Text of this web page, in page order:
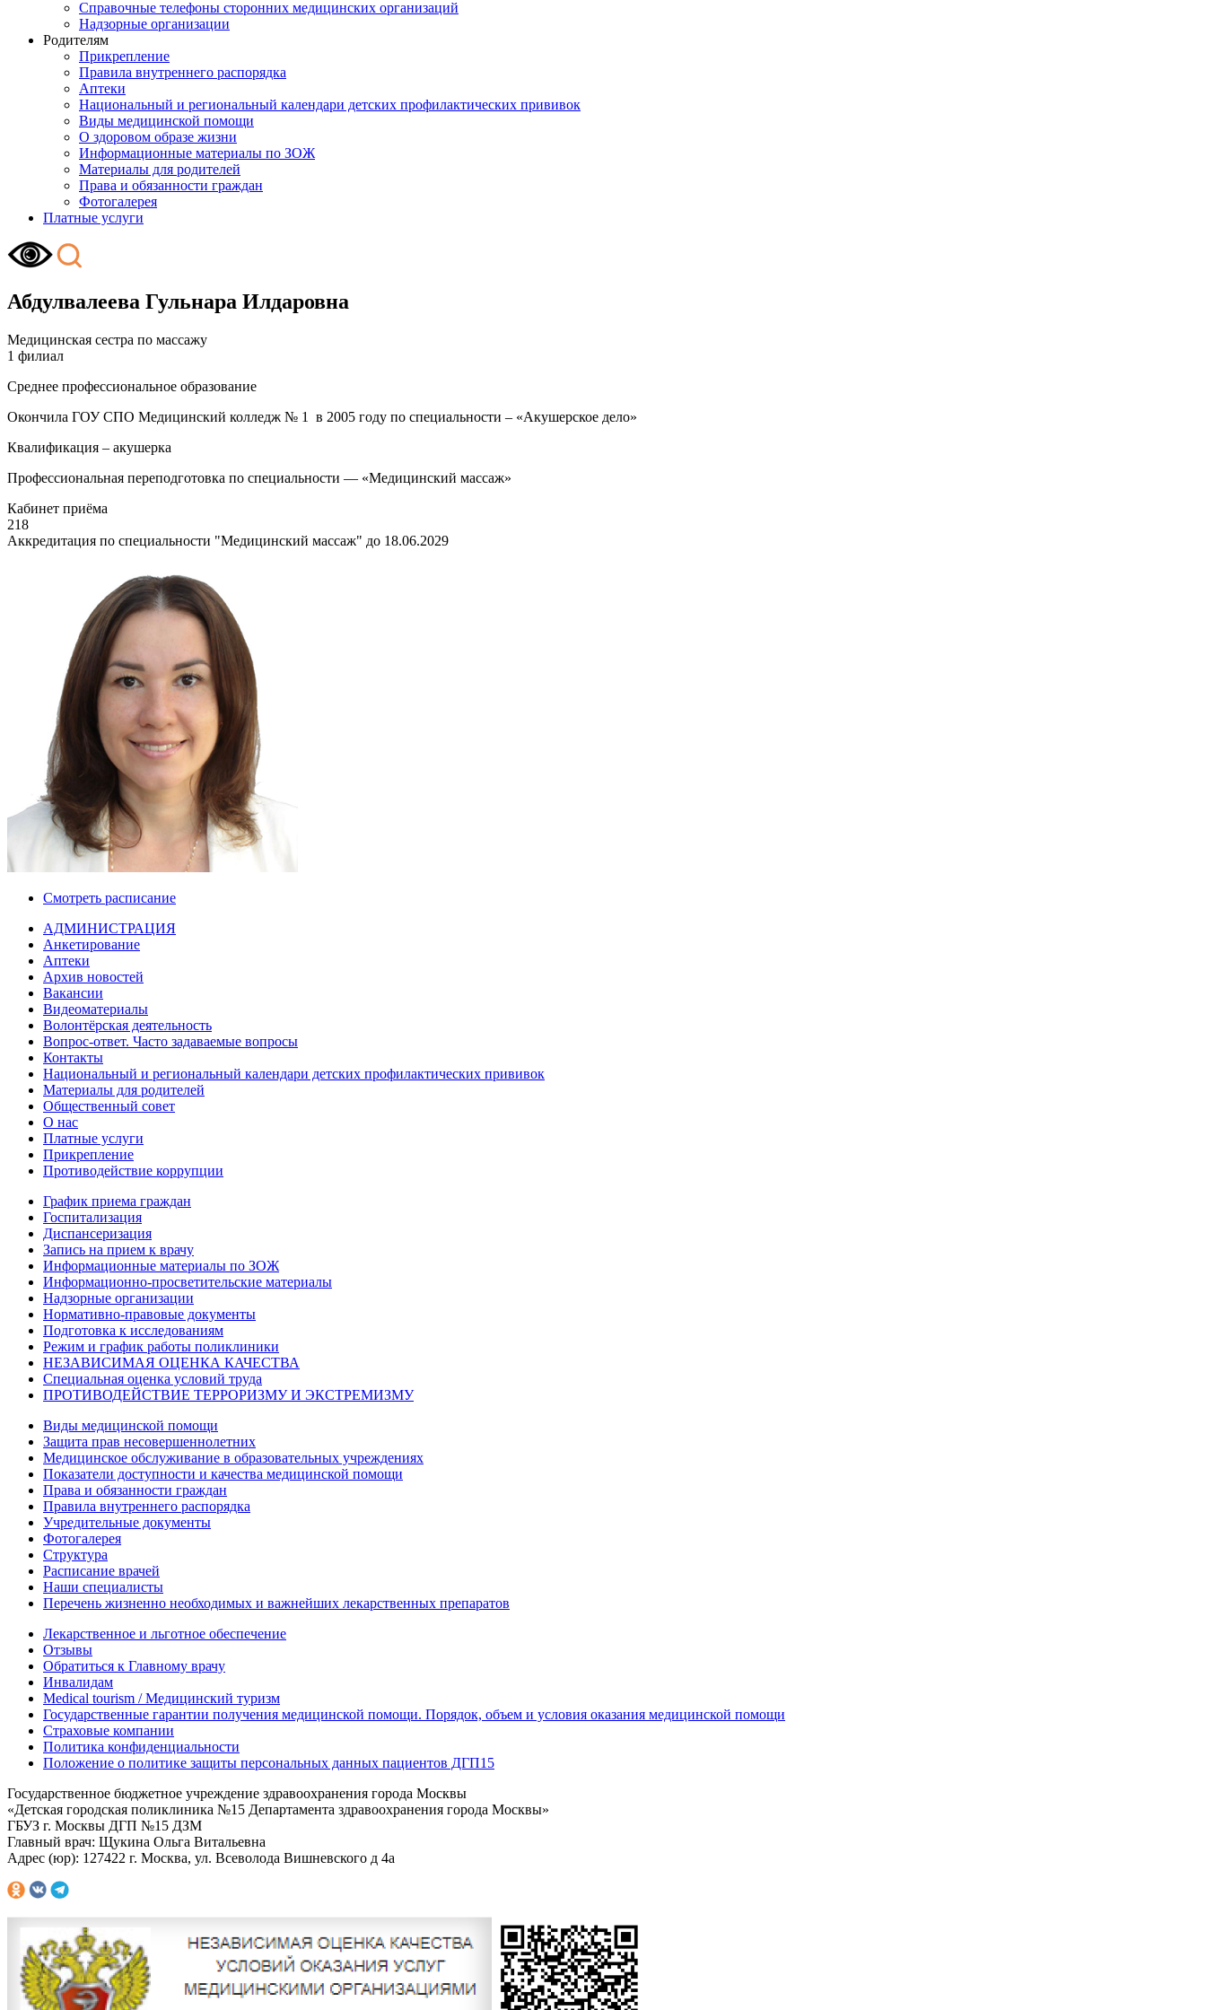
Справочные телефоны сторонних медицинских организаций
Надзорные организации
Родителям
Прикрепление
Правила внутреннего распорядка
Аптеки
Национальный и региональный календари детских профилактических прививок
Виды медицинской помощи
О здоровом образе жизни
Информационные материалы по ЗОЖ
Материалы для родителей
Права и обязанности граждан
Фотогалерея
Платные услуги
Абдулвалеева Гульнара Илдаровна
Медицинская сестра по массажу
1 филиал
Среднее профессиональное образование
Окончила ГОУ СПО Медицинский колледж № 1 в 2005 году по специальности – «Акушерское дело»
Квалификация – акушерка
Профессиональная переподготовка по специальности — «Медицинский массаж»
Кабинет приёма
218
Аккредитация по специальности "Медицинский массаж" до 18.06.2029
Смотреть расписание
АДМИНИСТРАЦИЯ
Анкетирование
Аптеки
Архив новостей
Вакансии
Видеоматериалы
Волонтёрская деятельность
Вопрос-ответ. Часто задаваемые вопросы
Контакты
Национальный и региональный календари детских профилактических прививок
Материалы для родителей
Общественный совет
О нас
Платные услуги
Прикрепление
Противодействие коррупции
График приема граждан
Госпитализация
Диспансеризация
Запись на прием к врачу
Информационные материалы по ЗОЖ
Информационно-просветительские материалы
Надзорные организации
Нормативно-правовые документы
Подготовка к исследованиям
Режим и график работы поликлиники
НЕЗАВИСИМАЯ ОЦЕНКА КАЧЕСТВА
Специальная оценка условий труда
ПРОТИВОДЕЙСТВИЕ ТЕРРОРИЗМУ И ЭКСТРЕМИЗМУ
Виды медицинской помощи
Защита прав несовершеннолетних
Медицинское обслуживание в образовательных учреждениях
Показатели доступности и качества медицинской помощи
Права и обязанности граждан
Правила внутреннего распорядка
Учредительные документы
Фотогалерея
Структура
Расписание врачей
Наши специалисты
Перечень жизненно необходимых и важнейших лекарственных препаратов
Лекарственное и льготное обеспечение
Отзывы
Обратиться к Главному врачу
Инвалидам
Medical tourism / Медицинский туризм
Государственные гарантии получения медицинской помощи. Порядок, объем и условия оказания медицинской помощи
Страховые компании
Политика конфиденциальности
Положение о политике защиты персональных данных пациентов ДГП15
Государственное бюджетное учреждение здравоохранения города Москвы
«Детская городская поликлиника №15 Департамента здравоохранения города Москвы»
ГБУЗ г. Москвы ДГП №15 ДЗМ
Главный врач: Щукина Ольга Витальевна
Адрес (юр): 127422 г. Москва, ул. Всеволода Вишневского д 4а